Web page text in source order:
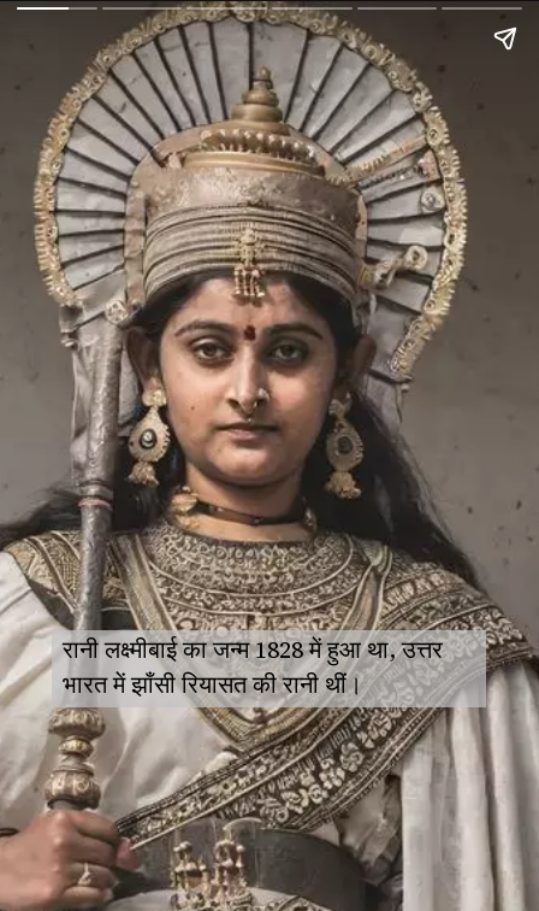
रानी लक्ष्मीबाई का जन्म 1828 में हुआ था, उत्तर
भारत में झाँसी रियासत की रानी थीं।